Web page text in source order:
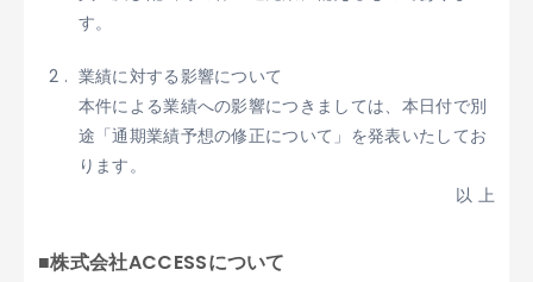
す。
業績に対する影響について
本件による業績への影響につきましては、本日付で別
途「通期業績予想の修正について」を発表いたしてお
ります。
以 上
■株式会社ACCESSについて